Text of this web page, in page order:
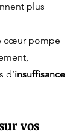
plus
cœur pompe
d’insuffisance
vos